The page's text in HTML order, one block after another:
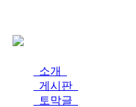
소개
게시판
토막글